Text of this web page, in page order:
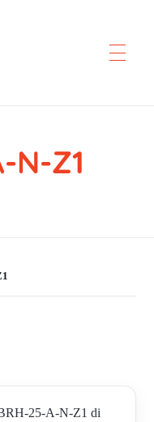
N-Z1
25-A-N-Z1 di